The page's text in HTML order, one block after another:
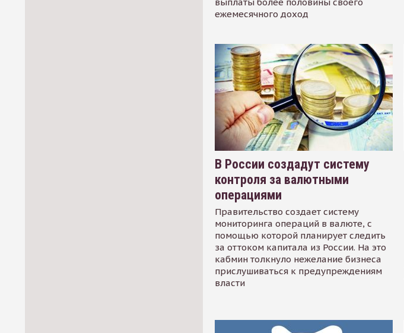
ежемесячного доход
В России создадут систему
контроля за валютными
операциями
Правительство создает систему
мониторинга операций в валюте, с
помощью которой планирует следить
за оттоком капитала из России. На это
кабмин толкнуло нежелание бизнеса
прислушиваться к предупреждениям
власти